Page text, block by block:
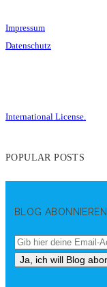
Impressum
Datenschutz
International License.
POPULAR POSTS
BLOG ABONNIEREN